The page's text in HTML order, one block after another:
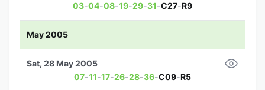
03-04-08-19-29-31-C27-R9
May 2005
07-11-17-26-28-36-C09-R5
Sat, 28 May 2005